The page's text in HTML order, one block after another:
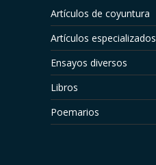
Artículos de coyuntura
Artículos especializados
Ensayos diversos
Libros
Poemarios